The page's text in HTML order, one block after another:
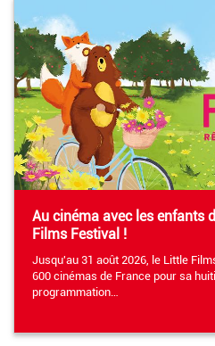
Au cinéma avec les enfants
Films Festival !
Jusqu'au 31 août 2026, le Little
600 cinémas de France pour sa
programmation…